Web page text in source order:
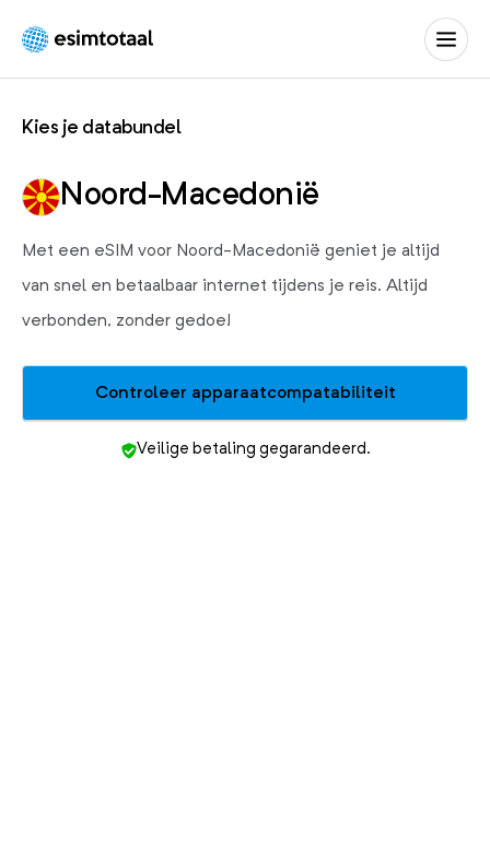
Kies je databundel
Noord-Macedonië
Met een eSIM voor Noord-Macedonië geniet je altijd
van snel en betaalbaar internet tijdens je reis. Altijd
verbonden, zonder gedoe!
Controleer apparaatcompatabiliteit
Veilige betaling gegarandeerd.